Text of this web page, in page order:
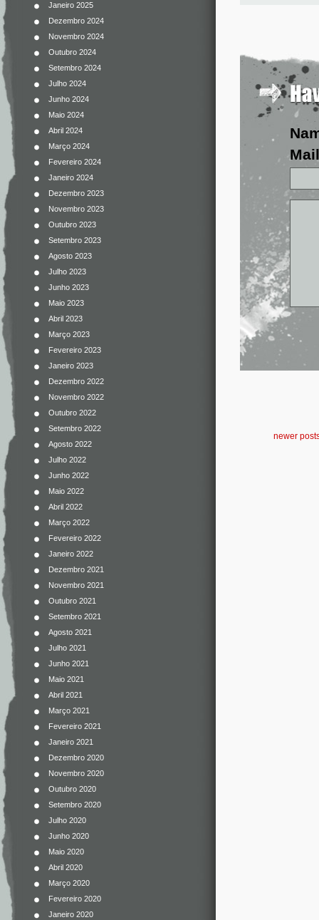
Janeiro 2025
Dezembro 2024
Novembro 2024
Outubro 2024
Setembro 2024
Julho 2024
Junho 2024
Maio 2024
Abril 2024
Março 2024
Fevereiro 2024
Janeiro 2024
Dezembro 2023
Novembro 2023
Outubro 2023
Setembro 2023
Agosto 2023
Julho 2023
Junho 2023
Maio 2023
Abril 2023
Março 2023
Fevereiro 2023
Janeiro 2023
Dezembro 2022
Novembro 2022
Outubro 2022
Setembro 2022
Agosto 2022
Julho 2022
Junho 2022
Maio 2022
Abril 2022
Março 2022
Fevereiro 2022
Janeiro 2022
Dezembro 2021
Novembro 2021
Outubro 2021
Setembro 2021
Agosto 2021
Julho 2021
Junho 2021
Maio 2021
Abril 2021
Março 2021
Fevereiro 2021
Janeiro 2021
Dezembro 2020
Novembro 2020
Outubro 2020
Setembro 2020
Julho 2020
Junho 2020
Maio 2020
Abril 2020
Março 2020
Fevereiro 2020
Janeiro 2020
newer